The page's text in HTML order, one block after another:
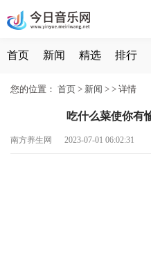
首页 新闻 精选 排行
您的位置： 首页 > 新闻 > > 详情
吃什么菜使你有
南方养生网 2023-07-01 06:02:31